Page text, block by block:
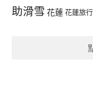
助滑雪 花蓮花蓮旅行